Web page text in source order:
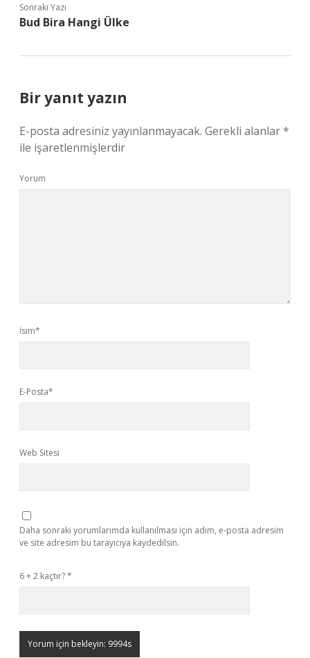
Sonraki Yazı
Bud Bira Hangi Ülke
Bir yanıt yazın
E-posta adresiniz yayınlanmayacak. Gerekli alanlar*
ile işaretlenmişlerdir
Yorum
İsim*
E-Posta*
Web Sitesi
Daha sonraki yorumlarımda kullanılması için adım, e-posta adresim
ve site adresim bu tarayıcıya kaydedilsin.
6 + 2 kaçtır?*